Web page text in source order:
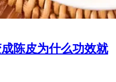
陈皮为什么功效就